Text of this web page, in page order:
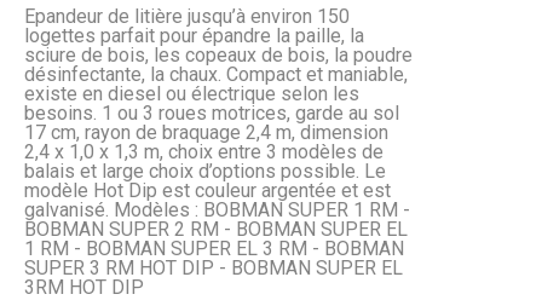
Epandeur de litière jusqu’à environ 150
logettes parfait pour épandre la paille, la
sciure de bois, les copeaux de bois, la poudre
désinfectante, la chaux. Compact et maniable,
existe en diesel ou électrique selon les
besoins. 1 ou 3 roues motrices, garde au sol
17 cm, rayon de braquage 2,4 m, dimension
2,4 x 1,0 x 1,3 m, choix entre 3 modèles de
balais et large choix d’options possible. Le
modèle Hot Dip est couleur argentée et est
galvanisé. Modèles : BOBMAN SUPER 1 RM -
BOBMAN SUPER 2 RM - BOBMAN SUPER EL
1 RM - BOBMAN SUPER EL 3 RM - BOBMAN
SUPER 3 RM HOT DIP - BOBMAN SUPER EL
3RM HOT DIP